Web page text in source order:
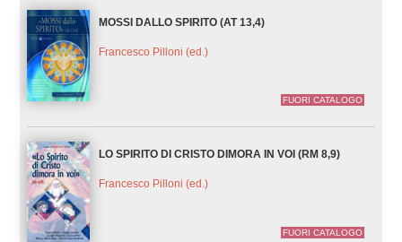
MOSSI DALLO SPIRITO (AT 13,4)
Francesco Pilloni (ed.)
FUORI CATALOGO
LO SPIRITO DI CRISTO DIMORA IN VOI (RM 8,9)
Francesco Pilloni (ed.)
FUORI CATALOGO